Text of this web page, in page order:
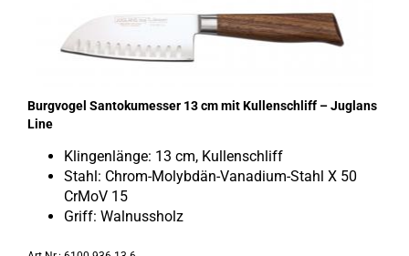
Burg­vo­gel San­to­ku­mes­ser 13 cm mit Kul­len­schliff – Jug­lans
Line
Klin­gen­län­ge: 13 cm, Kul­len­schliff
Stahl: Chrom-​Molybdän-Vanadium-Stahl X 50
CrMoV 15
Griff: Wal­nuss­holz